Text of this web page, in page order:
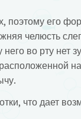
поэтому его
челюсть
во рту нет
что дает